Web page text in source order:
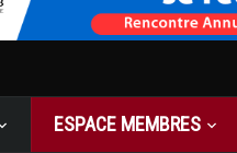
ESPACE MEMBRES